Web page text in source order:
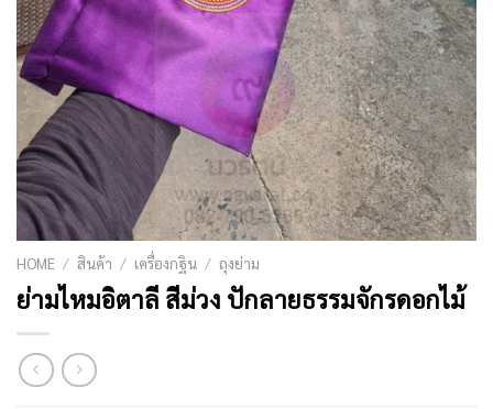
HOME / สินค้า / เครื่องกฐิน / ถุงย่าม
ย่ามไหมอิตาลี สีม่วง ปักลายธรรมจักรดอกไม้